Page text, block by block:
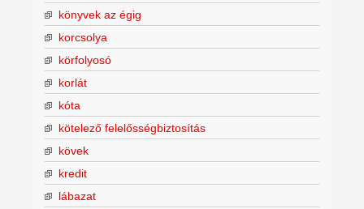
könyvek az égig
korcsolya
körfolyosó
korlát
kóta
kötelező felelősségbiztosítás
kövek
kredit
lábazat